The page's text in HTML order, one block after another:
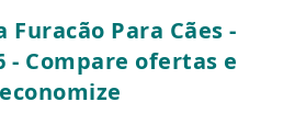
Furacão Para Cães -
- Compare ofertas e
economize